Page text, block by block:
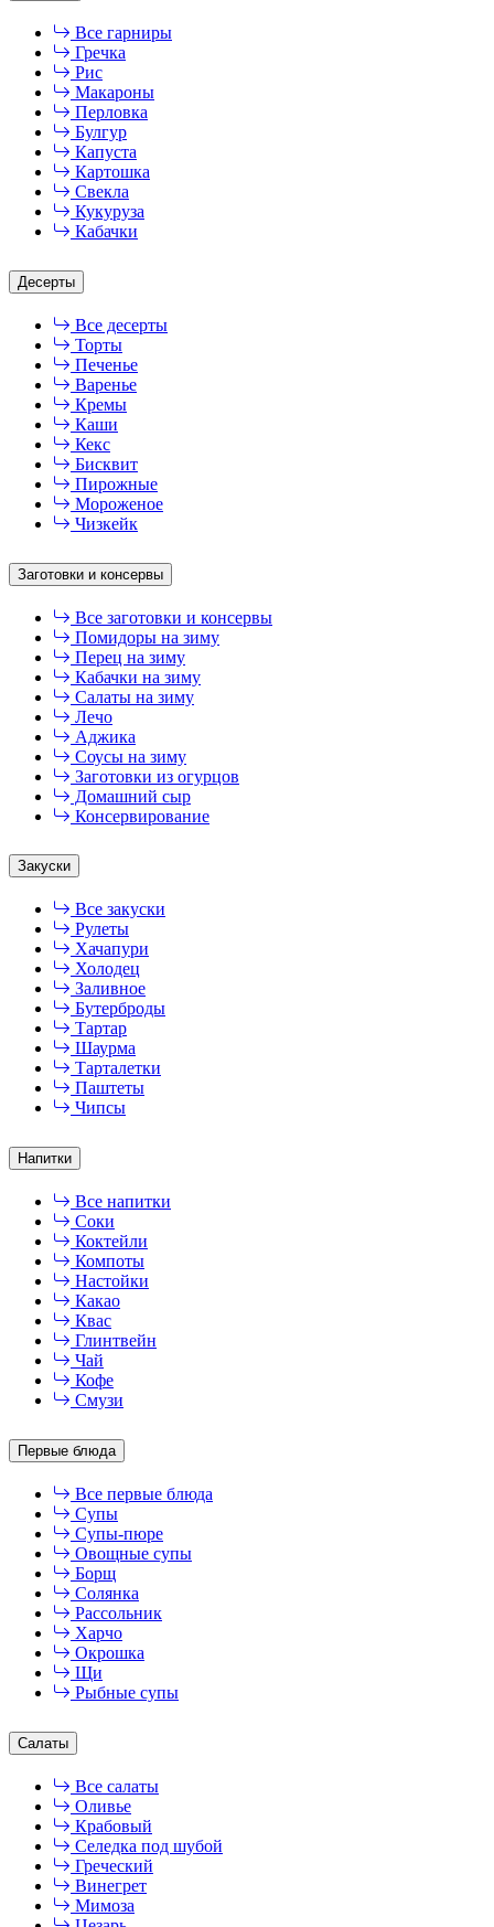
Все гарниры
Гречка
Рис
Макароны
Перловка
Булгур
Капуста
Картошка
Свекла
Кукуруза
Кабачки
Десерты
Все десерты
Торты
Печенье
Варенье
Кремы
Каши
Кекс
Бисквит
Пирожные
Мороженое
Чизкейк
Заготовки и консервы
Все заготовки и консервы
Помидоры на зиму
Перец на зиму
Кабачки на зиму
Салаты на зиму
Лечо
Аджика
Соусы на зиму
Заготовки из огурцов
Домашний сыр
Консервирование
Закуски
Все закуски
Рулеты
Хачапури
Холодец
Заливное
Бутерброды
Тартар
Шаурма
Тарталетки
Паштеты
Чипсы
Напитки
Все напитки
Соки
Коктейли
Компоты
Настойки
Какао
Квас
Глинтвейн
Чай
Кофе
Смузи
Первые блюда
Все первые блюда
Супы
Супы-пюре
Овощные супы
Борщ
Солянка
Рассольник
Харчо
Окрошка
Щи
Рыбные супы
Салаты
Все салаты
Оливье
Крабовый
Селедка под шубой
Греческий
Винегрет
Мимоза